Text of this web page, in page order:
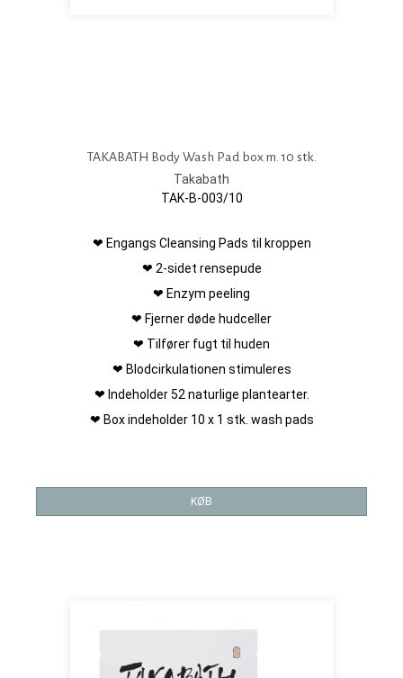
TAKABATH Body Wash Pad box m. 10 stk.
Takabath
TAK-B-003/10
❤ Engangs Cleansing Pads til kroppen
❤ 2-sidet rensepude
❤ Enzym peeling
❤ Fjerner døde hudceller
❤ Tilfører fugt til huden
❤ Blodcirkulationen stimuleres
❤ Indeholder 52 naturlige plantearter.
❤ Box indeholder 10 x 1 stk. wash pads
KØB